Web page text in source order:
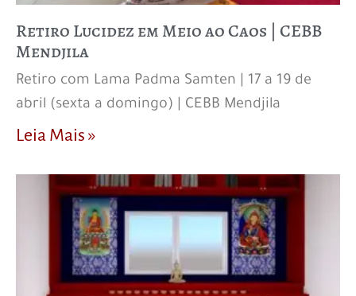
Retiro Lucidez em Meio ao Caos | CEBB
Mendjila
Retiro com Lama Padma Samten | 17 a 19 de
abril (sexta a domingo) | CEBB Mendjila
Leia Mais »